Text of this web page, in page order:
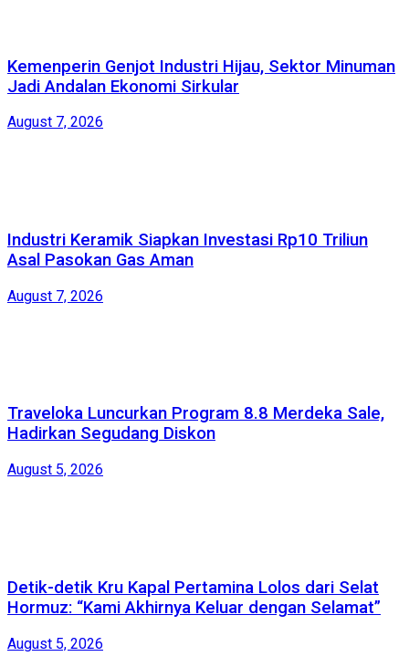
Kemenperin Genjot Industri Hijau, Sektor Minuman
Jadi Andalan Ekonomi Sirkular
August 7, 2026
Industri Keramik Siapkan Investasi Rp10 Triliun
Asal Pasokan Gas Aman
August 7, 2026
Traveloka Luncurkan Program 8.8 Merdeka Sale,
Hadirkan Segudang Diskon
August 5, 2026
Detik-detik Kru Kapal Pertamina Lolos dari Selat
Hormuz: “Kami Akhirnya Keluar dengan Selamat”
August 5, 2026